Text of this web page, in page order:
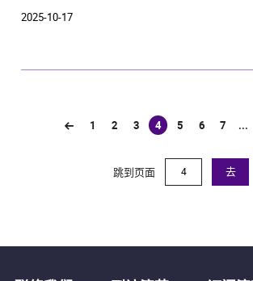
博士和荣誉院士对演艺学院的鼎力支持。
2025-10-17
1 2 3 4
(current)
5 6 7 ...
跳到页面 去